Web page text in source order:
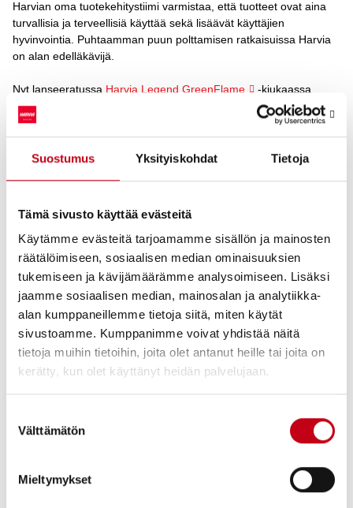
Suostumus Yksityiskohdat Tietoja
Tämä sivusto käyttää evästeitä
Käytämme evästeitä tarjoamamme sisällön ja mainosten
räätälöimiseen, sosiaalisen median ominaisuuksien
tukemiseen ja kävijämäärämme analysoimiseen. Lisäksi
jaamme sosiaalisen median, mainosalan ja analytiikka-
alan kumppaneillemme tietoja siitä, miten käytät
sivustoamme. Kumppanimme voivat yhdistää näitä
tietoja muihin tietoihin, joita olet antanut heille tai joita on
kerätty, kun olet käyttänyt heidän palvelujaan.
valinta
Välttämätön
Mieltymykset
Harvian oma tuotekehitystiimi varmistaa, että tuotteet ovat aina
turvallisia ja terveellisiä käyttää sekä lisäävät käyttäjien
hyvinvointia. Puhtaamman puun polttamisen ratkaisuissa Harvia
on alan edelläkävijä.
Nyt lanseeratussa Harvia Legend GreenFlame
-kiukaassa
palaminen on entistä puhtaampaa. Tämän osoittavat CE-
merkinnän edellyttämät mittaukset ja niiden lisäksi tehdyt
hiukkaspäästötestaukset.
Yhteistyö on tiivistä ympäristöministeriön,
rakennustuoteteollisuuden, tutkijoiden ja kansainvälisten
testauslaitosten kanssa, kertoo tuotekehitys- ja laatujohtaja
Harvia
Harvian tulevaisuuden tavoitteena ovat yli puolet pienemmät
hiukkaspäästöt. Esimerkiksi GreenFlame-tulipesä voidaan ottaa
käyttöön myös muissa puulämmitteisissä kiuasmalleissa.
Puhtaan palamisen tunnistaa värittömästä savusta
Vähäpäästöiseksi kehitetyllä laitteellakin voi saada aikaan paljon